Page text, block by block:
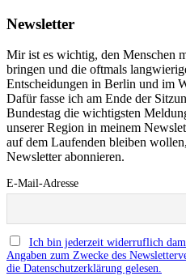
Newsletter
Mir ist es wichtig, den Menschen
bringen und die oftmals
Entscheidungen in Berlin und im
Dafür fasse ich am Ende der
Bundestag die wichtigsten
unserer Region in meinem
auf dem Laufenden bleiben
Newsletter abonnieren.
E-Mail-Adresse
Ich bin jederzeit widerruflich
Angaben zum Zwecke des
die Datenschutzerklärung gelesen.